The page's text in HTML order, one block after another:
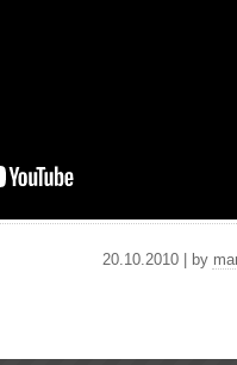
20.10.2010 | by